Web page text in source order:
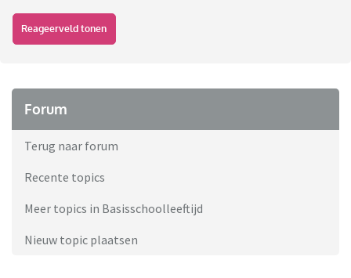
Reageerveld tonen
Forum
Terug naar forum
Recente topics
Meer topics in Basisschoolleeftijd
Nieuw topic plaatsen